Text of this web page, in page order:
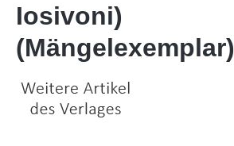
Iosivoni)
(Mängelexemplar)